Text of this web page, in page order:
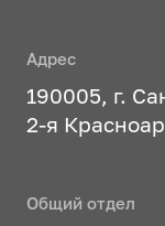
Адрес
190005, г.
2-я
Общий отдел